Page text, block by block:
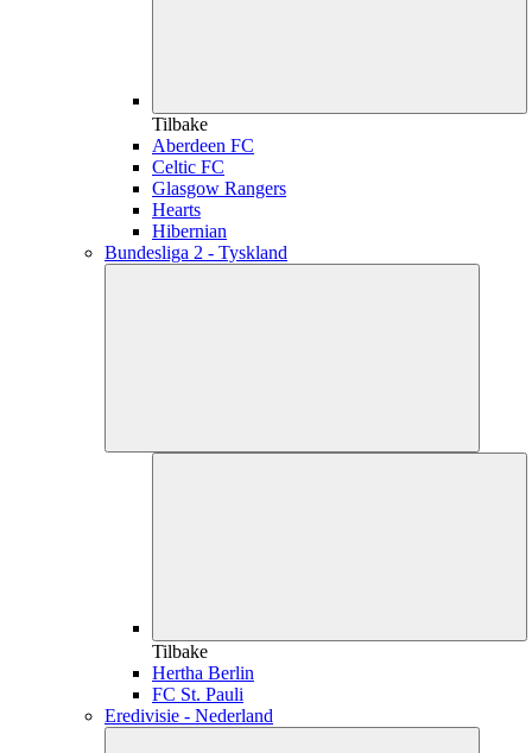
Tilbake
Aberdeen FC
Celtic FC
Glasgow Rangers
Hearts
Hibernian
Bundesliga 2 - Tyskland
Tilbake
Hertha Berlin
FC St. Pauli
Eredivisie - Nederland